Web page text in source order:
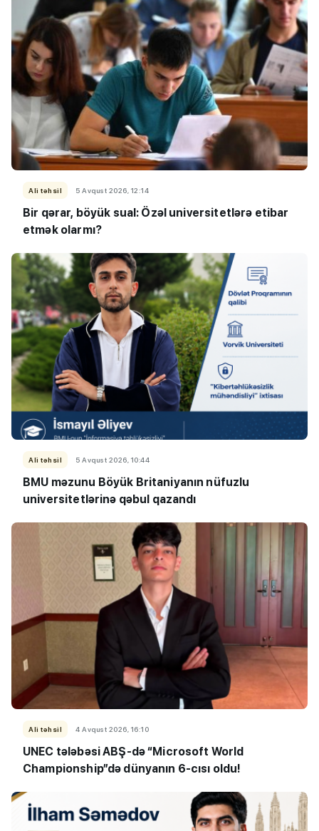
Ali təhsil 5 Avqust 2026, 12:14
Bir qərar, böyük sual: Özəl universitetlərə etibar
etmək olarmı?
Ali təhsil 5 Avqust 2026, 10:44
BMU məzunu Böyük Britaniyanın nüfuzlu
universitetlərinə qəbul qazandı
Ali təhsil 4 Avqust 2026, 16:10
UNEC tələbəsi ABŞ-də “Microsoft World
Championship”də dünyanın 6-cısı oldu!